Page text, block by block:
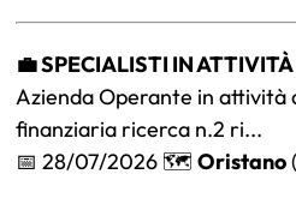
💼 SPECIALISTI IN
Azienda Operante in attività
finanziaria ricerca n.2 ri...
📅 28/07/2026 🗺️Oristano